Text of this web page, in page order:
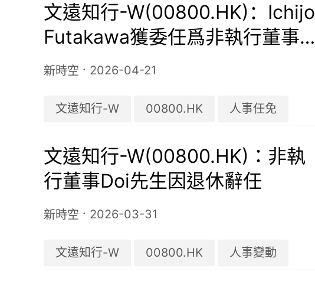
文遠知行-W(00800.HK)：Ichijo
Futakawa獲委任爲非執行董事，
任期三年
新時空 · 2026-04-21
文遠知行-W 00800.HK 人事任免
文遠知行-W(00800.HK)：非執
行董事Doi先生因退休辭任
新時空 · 2026-03-31
文遠知行-W 00800.HK 人事變動